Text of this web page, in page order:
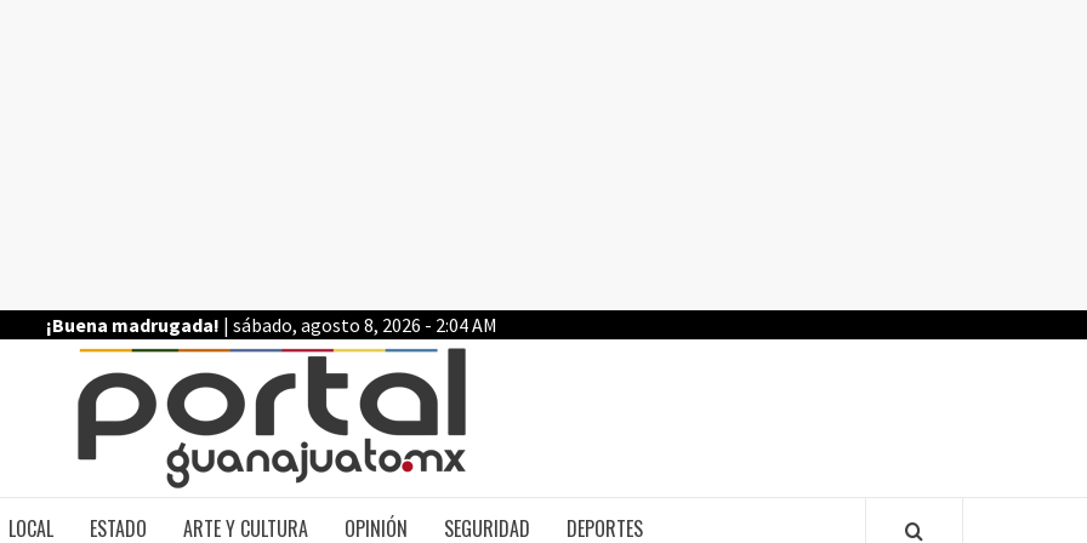
¡Buena madrugada! | sábado, agosto 8, 2026 - 2:04 AM
LOCAL ESTADO ARTE Y CULTURA OPINIÓN SEGURIDAD DEPORTES